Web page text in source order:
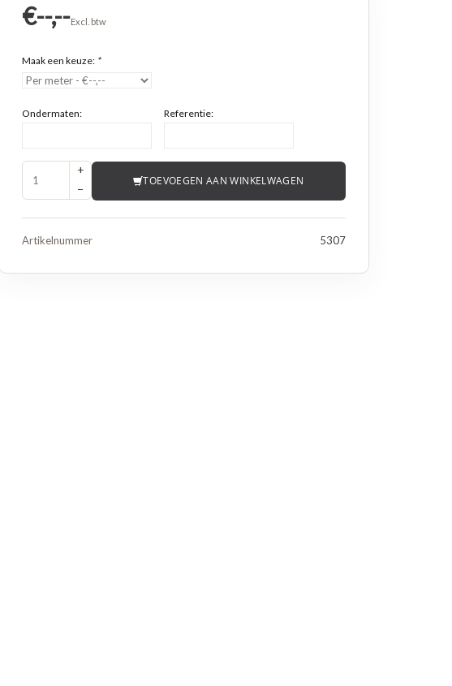
€--,--Excl. btw
Maak een keuze: *
Ondermaten: Referentie:
+
−
TOEVOEGEN AAN WINKELWAGEN
Artikelnummer 5307